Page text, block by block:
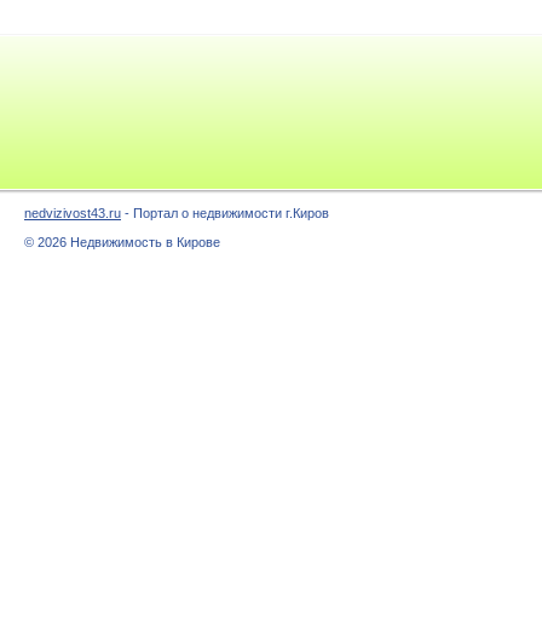
nedvizivost43.ru - Портал о недвижимости г.Киров
© 2026 Недвижимость в Кирове